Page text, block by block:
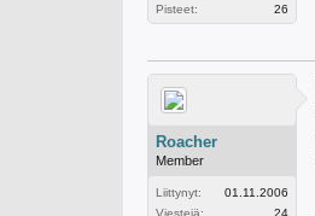
Pisteet:
26
Roacher
Member
Liittynyt:
01.11.2006
Viestejä:
24